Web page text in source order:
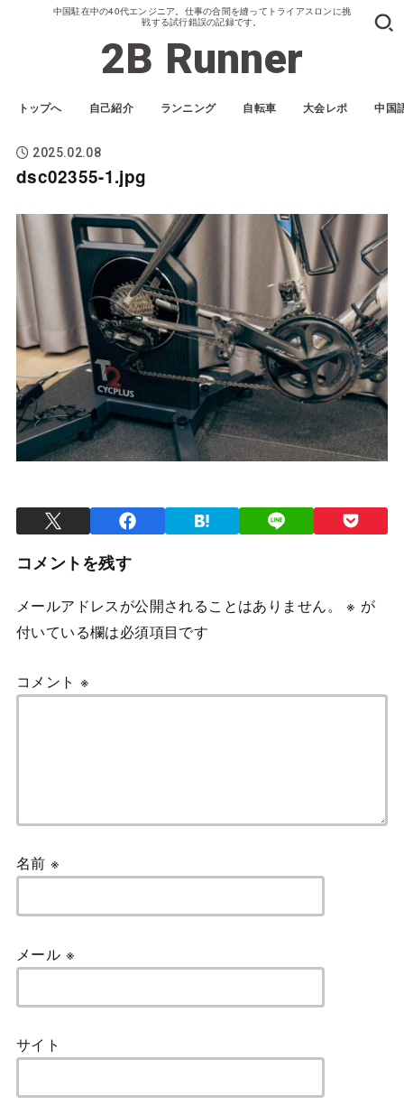
中国駐在中の40代エンジニア。仕事の合間を縫ってトライアスロンに挑
戦する試行錯誤の記録です。
2B Runner
トップへ 自己紹介 ランニング 自転車 大会レポ 中国
2025.02.08
dsc02355-1.jpg
コメントを残す
メールアドレスが公開されることはありません。 ※ が
付いている欄は必須項目です
コメント ※
名前※
メール ※
サイト